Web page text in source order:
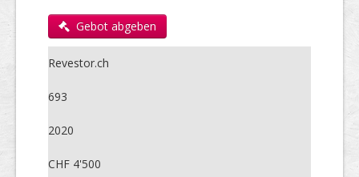
Gebot abgeben
Revestor.ch
693
2020
CHF 4'500